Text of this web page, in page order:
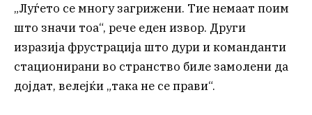
„Луѓето се многу загрижени. Тие немаат поим
што значи тоа“, рече еден извор. Други
изразија фрустрација што дури и команданти
стационирани во странство биле замолени да
дојдат, велејќи „така не се прави“.